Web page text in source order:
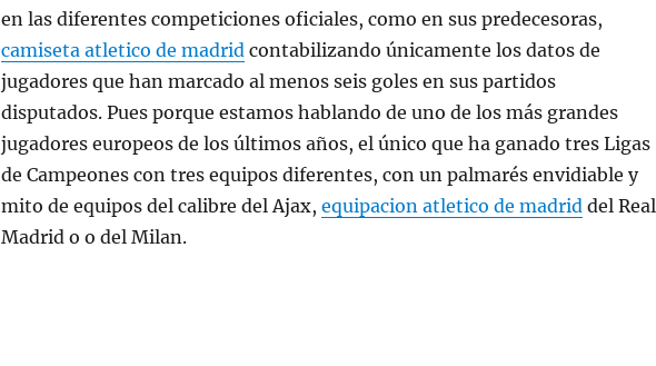
en las diferentes competiciones oficiales, como en sus predecesoras,
camiseta atletico de madrid contabilizando únicamente los datos de
jugadores que han marcado al menos seis goles en sus partidos
disputados. Pues porque estamos hablando de uno de los más grandes
jugadores europeos de los últimos años, el único que ha ganado tres Ligas
de Campeones con tres equipos diferentes, con un palmarés envidiable y
mito de equipos del calibre del Ajax, equipacion atletico de madrid del Real
Madrid o o del Milan.